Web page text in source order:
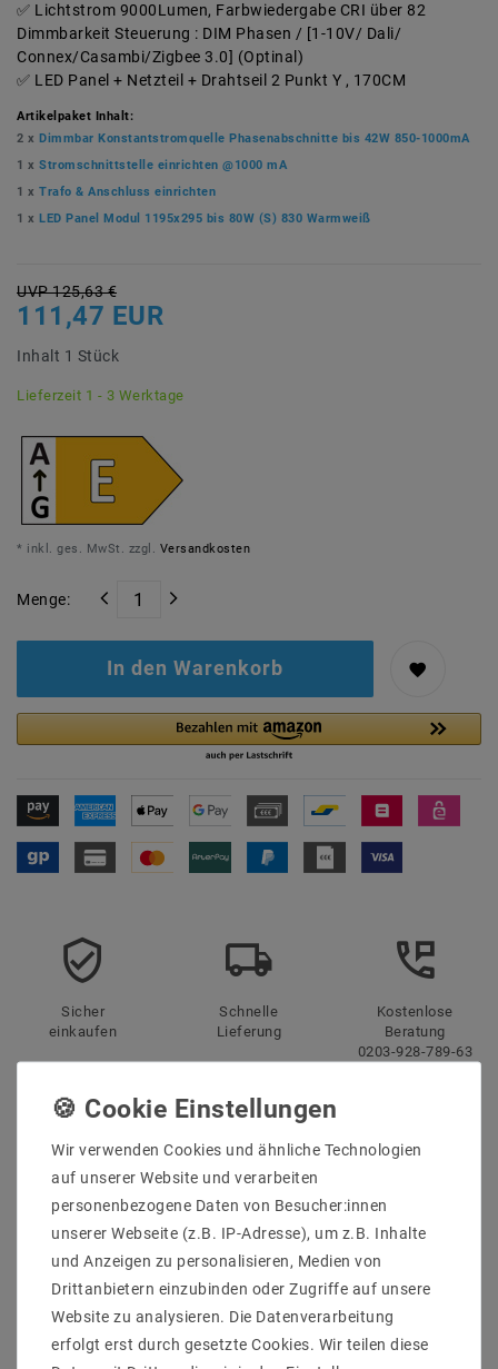
Lichtstrom 9000Lumen, Farbwiedergabe CRI über 82
Dimmbarkeit Steuerung : DIM Phasen / [1-10V/ Dali/
Connex/Casambi/Zigbee 3.0] (Optinal)
LED Panel + Netzteil + Drahtseil 2 Punkt Y , 170CM
Artikelpaket Inhalt:
2 x Dimmbar Konstantstromquelle Phasenabschnitte bis 42W 850-1000mA
1 x Stromschnittstelle einrichten @1000 mA
1 x Trafo & Anschluss einrichten
1 x LED Panel Modul 1195x295 bis 80W (S) 830 Warmweiß
UVP 125,63 €
111,47 EUR
Inhalt 1 Stück
Lieferzeit 1 - 3 Werktage
* inkl. ges. MwSt. zzgl. Versandkosten
Menge:
In den Warenkorb
Sicher
einkaufen
Schnelle
Lieferung
Kostenlose
Beratung
0203-928-789-63
Weitere Details
Informationen zur Produktsicherheit
Das Licht der LED Panele taucht Räume in ein
Wir verwenden Cookies und ähnliche Technologien
auf unserer Website und verarbeiten
personenbezogene Daten von Besucher:innen
unserer Webseite (z.B. IP-Adresse), um z.B. Inhalte
und Anzeigen zu personalisieren, Medien von
Drittanbietern einzubinden oder Zugriffe auf unsere
Website zu analysieren. Die Datenverarbeitung
erfolgt erst durch gesetzte Cookies. Wir teilen diese